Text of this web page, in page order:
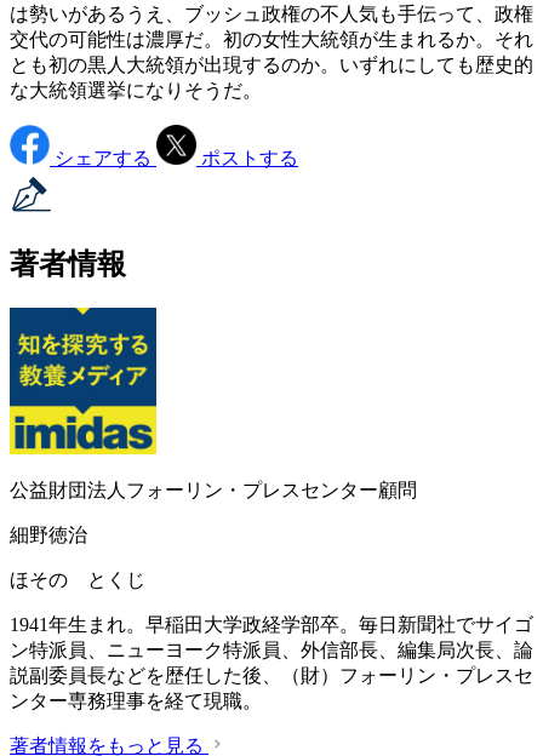
は勢いがあるうえ、ブッシュ政権の不人気も手伝って、政権
交代の可能性は濃厚だ。初の女性大統領が生まれるか。それ
とも初の黒人大統領が出現するのか。いずれにしても歴史的
な大統領選挙になりそうだ。
シェアする ポストする
著者情報
公益財団法人フォーリン・プレスセンター顧問
細野徳治
ほその とくじ
1941年生まれ。早稲田大学政経学部卒。毎日新聞社でサイゴ
ン特派員、ニューヨーク特派員、外信部長、編集局次長、論
説副委員長などを歴任した後、（財）フォーリン・プレスセ
ンター専務理事を経て現職。
著者情報をもっと見る